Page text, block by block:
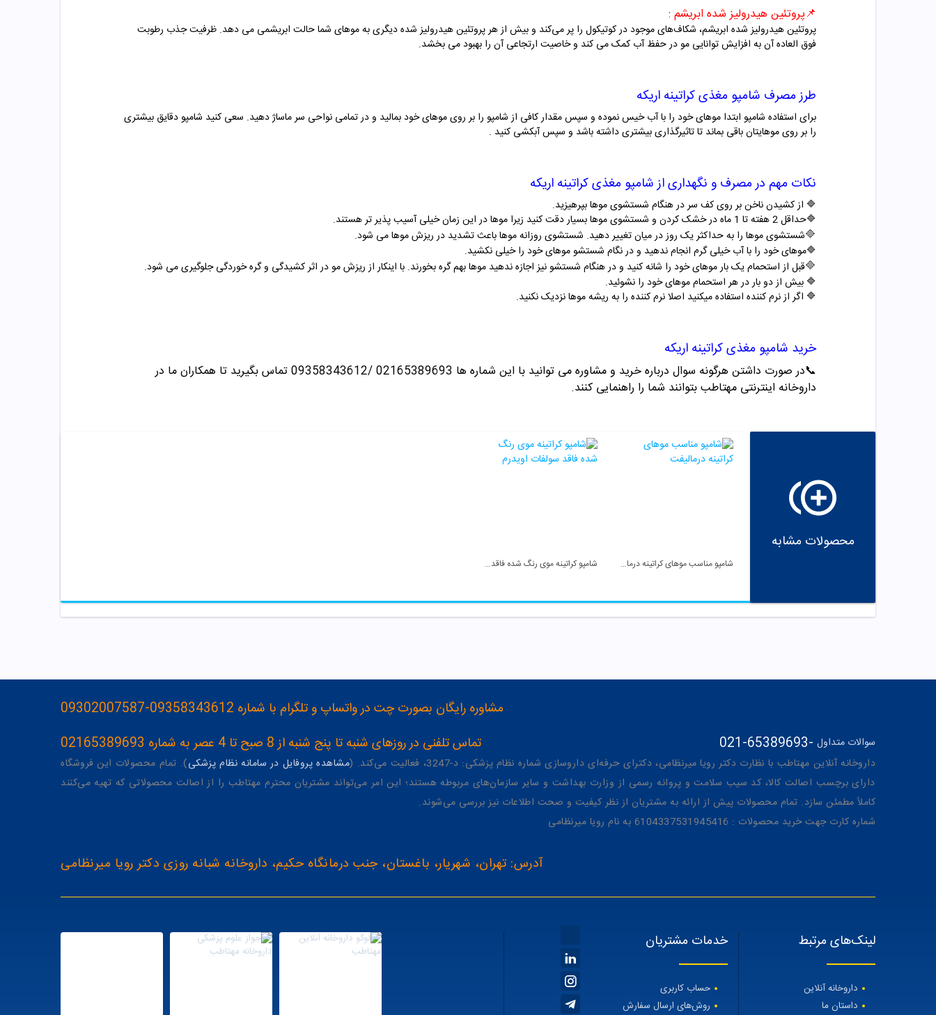
📌پروتئین هیدرولیز شده ابریشم :
پروتئین هیدرولیز شده ابریشم، شکاف‌های موجود در کوتیکول را پر می‌کند و بیش از هر پروتئین هیدرولیز شده دیگری به موهای شما حالت ابریشمی می دهد. ظرفیت جذب رطوبت
فوق العاده آن به افزایش توانایی مو در حفظ آب کمک می کند و خاصیت ارتجاعی آن را بهبود می بخشد.
طرز مصرف شامپو مغذی کراتینه اریکه
برای استفاده شامپو ابتدا موهای خود را با آب خیس نموده و سپس مقدار کافی از شامپو را بر روی موهای خود بمالید و در تمامی نواحی سر ماساژ دهید. سعی کنید شامپو دقایق بیشتری
را بر روی موهایتان باقی بماند تا تاثیرگذاری بیشتری داشته باشد و سپس آبکشی کنید .
نکات مهم در مصرف و نگهداری از شامپو مغذی کراتینه اریکه
🔷 از کشیدن ناخن بر روی کف سر در هنگام شستشوی موها بپرهیزید.
🔷حداقل 2 هفته تا 1 ماه در خشک کردن و شستشوی موها بسیار دقت کنید زیرا موها در این زمان خیلی آسیب پذیر تر هستند .
🔷شستشوی موها را به حداکثر یک روز در میان تغییر دهید. شستشوی روزانه موها باعث تشدید در ریزش موها می شود.
🔷موهای خود را با آب خیلی گرم انجام ندهید و در نگام شستشو موهای خود را خیلی نکشید.
🔷قبل از استحمام یک بار موهای خود را شانه کنید و در هنگام شستشو نیز اجازه ندهید موها بهم گره بخورند. با اینکار از ریزش مو در اثر کشیدگی و گره خوردگی جلوگیری می شود.
🔷 بیش از دو بار در هر استحمام موهای خود را نشوئید.
🔷 اگر از نرم کننده استفاده میکنید اصلا نرم کننده را به ریشه موها نزدیک نکنید.
خرید شامپو مغذی کراتینه اریکه
📞در صورت داشتن هرگونه سوال درباره خرید و مشاوره می توانید با این شماره ها 02165389693
/09358343612 تماس بگیرید تا همکاران ما در
داروخانه اینترنتی مهتاطب بتوانند شما را راهنمایی کنند.
محصولات مشابه
شامپو مناسب موهای کراتینه درمالیفت شامپو کراتینه موی رنگ شده فاقد سولفات اویدرم
مشاوره رایگان بصورت چت در واتساپ و تلگرام با شماره 09358343612-09302007587
تماس تلفنی در روزهای شنبه تا پنج شنبه از 8 صبح تا 4 عصر به شماره 02165389693
021-65389693 سوالات متداول -
داروخانه آنلاین مهتاطب با نظارت دکتر رویا میرنظامی، دکترای حرفه‌ای داروسازی شماره نظام پزشکی: د-3247، فعالیت می‌کند. ( مشاهده پروفایل در سامانه نظام پزشکی). تمام محصولات این فروشگاه
دارای برچسب اصالت کالا، کد سیب سلامت و پروانه رسمی از وزارت بهداشت و سایر سازمان‌های مربوطه هستند؛ این امر می‌تواند مشتریان محترم مهتاطب را از اصالت محصولاتی که تهیه می‌کنند
کاملاً مطمئن سازد. تمام محصولات پیش از ارائه به مشتریان از نظر کیفیت و صحت اطلاعات نیز بررسی می‌شوند.
شماره کارت جهت خرید محصولات : 6104337531945416 به نام رویا میرنظامی
آدرس: تهران، شهریار، باغستان، جنب درمانگاه حکیم، داروخانه شبانه روزی دکتر رویا میرنظامی
لینک‌های مرتبط
داروخانه آنلاین
داستان ما
خدمات مشتریان
حساب کاربری
روش‌های ارسال سفارش